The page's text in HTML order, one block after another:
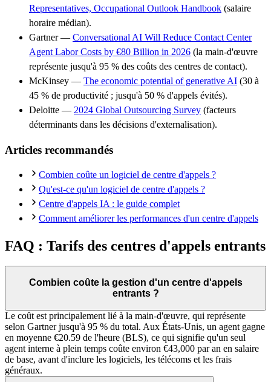
Representatives, Occupational Outlook Handbook (salaire
horaire médian).
Gartner — Conversational AI Will Reduce Contact Center
Agent Labor Costs by €80 Billion in 2026 (la main-d'œuvre
représente jusqu'à 95 % des coûts des centres de contact).
McKinsey — The economic potential of generative AI (30 à
45 % de productivité ; jusqu'à 50 % d'appels évités).
Deloitte — 2024 Global Outsourcing Survey (facteurs
déterminants dans les décisions d'externalisation).
Articles recommandés
Combien coûte un logiciel de centre d'appels ?
Qu'est-ce qu'un logiciel de centre d'appels ?
Centre d'appels IA : le guide complet
Comment améliorer les performances d'un centre d'appels
FAQ : Tarifs des centres d'appels entrants
Combien coûte la gestion d'un centre d'appels
entrants ?
Le coût est principalement lié à la main-d'œuvre, qui représente
selon Gartner jusqu'à 95 % du total. Aux États-Unis, un agent gagne
en moyenne €20.59 de l'heure (BLS), ce qui signifie qu'un seul
agent interne à plein temps coûte environ €43,000 par an en salaire
de base, avant d'inclure les logiciels, les télécoms et les frais
généraux.